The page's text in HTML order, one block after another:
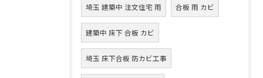
埼玉 建築中 注文住宅 雨 合板 雨 カビ
建築中 床下 合板 カビ
埼玉 床下合板 防カビ工事